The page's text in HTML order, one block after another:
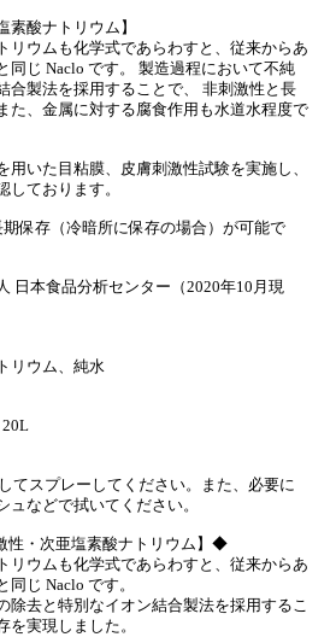
素酸ナトリウム】
リウムも化学式であらわすと、従来からあ
同じ Naclo です。 製造過程において不純
合製法を採用することで、 非刺激性と長
た、金属に対する腐食作用も水道水程度で
用いた目粘膜、皮膚刺激性試験を実施し、
しております。
期保存（冷暗所に保存の場合）が可能で
日本食品分析センター（2020年10月現
リウム、純水
てスプレーしてください。また、必要に
ュなどで拭いてください。
性・次亜塩素酸ナトリウム】◆
リウムも化学式であらわすと、従来からあ
じ Naclo です。
除去と特別なイオン結合製法を採用するこ
を実現しました。